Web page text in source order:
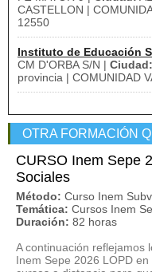
CASTELLON |
12550
Instituto de Educación
CM D'ORBA S/N | Ciudad:
provincia | COMUNIDAD
OTRA FORMACIÓN
CURSO Inem Sepe
Sociales
Método: Curso Inem
Temática: Cursos Inem
Duración: 82 horas
A continuación reflejamos
Inem Sepe 2026 LOPD